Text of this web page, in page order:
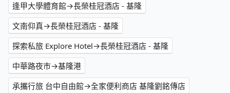
逢甲大學體育館→長榮桂冠酒店 - 基隆
文南仰真→長榮桂冠酒店 - 基隆
探索私旅 Explore Hotel→長榮桂冠酒店 - 基隆
中華路夜市→基隆港
承攜行旅 台中自由館→全家便利商店 基隆劉銘傳店